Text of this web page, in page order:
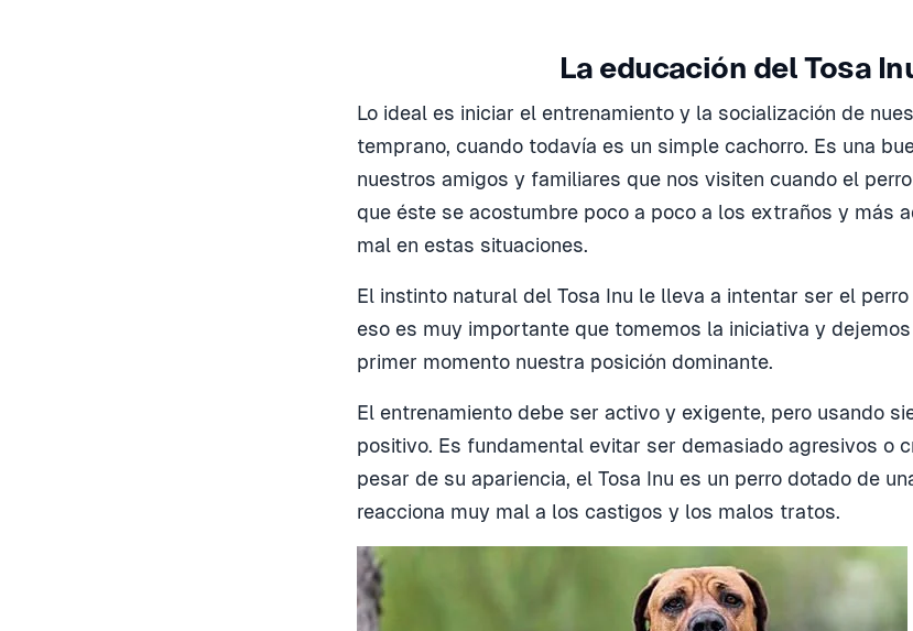
La educación del Tosa
Lo ideal es iniciar el entrenamiento y la socialización de
temprano, cuando todavía es un simple cachorro. Es una
nuestros amigos y familiares que nos visiten cuando el
que éste se acostumbre poco a poco a los extraños y más
mal en estas situaciones.
El instinto natural del Tosa Inu le lleva a intentar ser el
eso es muy importante que tomemos la iniciativa y
primer momento nuestra posición dominante.
El entrenamiento debe ser activo y exigente, pero usando
positivo. Es fundamental evitar ser demasiado agresivos o
pesar de su apariencia, el Tosa Inu es un perro dotado de
reacciona muy mal a los castigos y los malos tratos.